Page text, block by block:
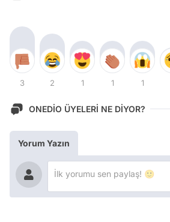
3 2 1 1 1
ONEDİO ÜYELERİ NE DİYOR?
Yorum Yazın